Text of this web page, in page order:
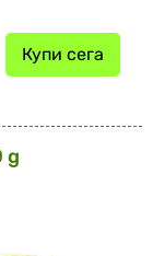
Купи сега
g